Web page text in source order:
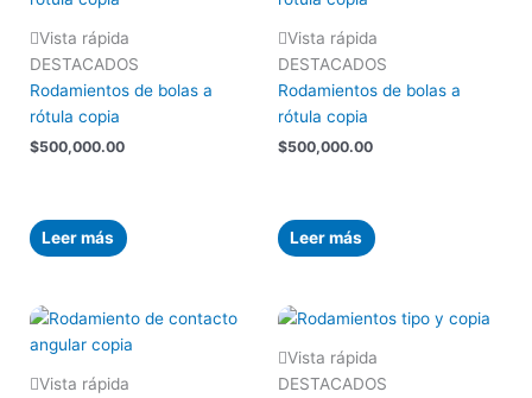
Vista rápida
DESTACADOS
Rodamientos de bolas a
rótula copia
$500,000.00
Leer más
Vista rápida
DESTACADOS
Rodamientos de bolas a
rótula copia
$500,000.00
Leer más
Vista rápida
Vista rápida
DESTACADOS